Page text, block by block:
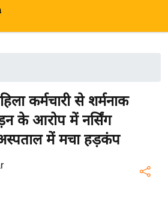
कर्मचारी से शर्मनाक
के आरोप में नर्सिंग
में मचा हड़कंप